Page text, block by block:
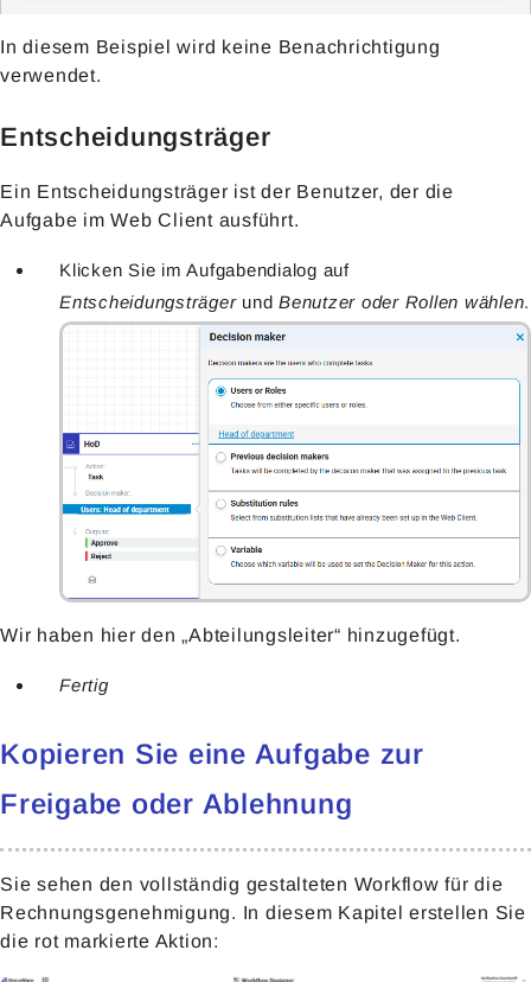
In diesem Beispiel wird keine Benachrichtigung
verwendet.
Entscheidungsträger
Ein Entscheidungsträger ist der Benutzer, der die
Aufgabe im Web Client ausführt.
Klicken Sie im Aufgabendialog auf
Entscheidungsträger und Benutzer oder Rollen wählen.
Wir haben hier den „Abteilungsleiter“ hinzugefügt.
Fertig
Kopieren Sie eine Aufgabe zur
Freigabe oder Ablehnung
Sie sehen den vollständig gestalteten Workflow für die
Rechnungsgenehmigung. In diesem Kapitel erstellen Sie
die rot markierte Aktion: